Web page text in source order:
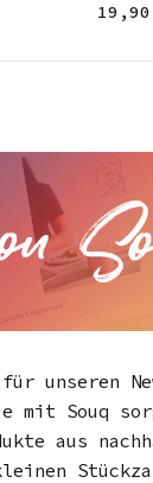
19,90
unseren
mit Souq
aus